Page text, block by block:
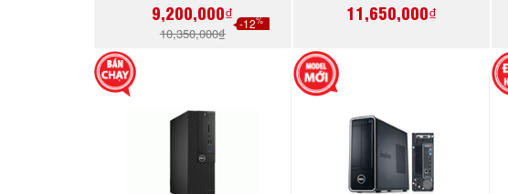
9,200,000₫
10,350,000₫
-12% 11,650,000₫